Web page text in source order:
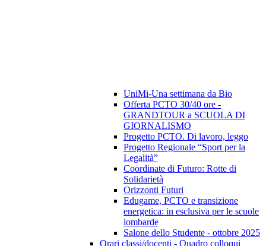
UniMi-Una settimana da Bio
Offerta PCTO 30/40 ore -
GRANDTOUR a SCUOLA DI
GIORNALISMO
Progetto PCTO. Di lavoro, leggo
Progetto Regionale “Sport per la
Legalità”
Coordinate di Futuro: Rotte di
Solidarietà
Orizzonti Futuri
Edugame, PCTO e transizione
energetica: in esclusiva per le scuole
lombarde
Salone dello Studente - ottobre 2025
Orari classi/docenti - Quadro colloqui